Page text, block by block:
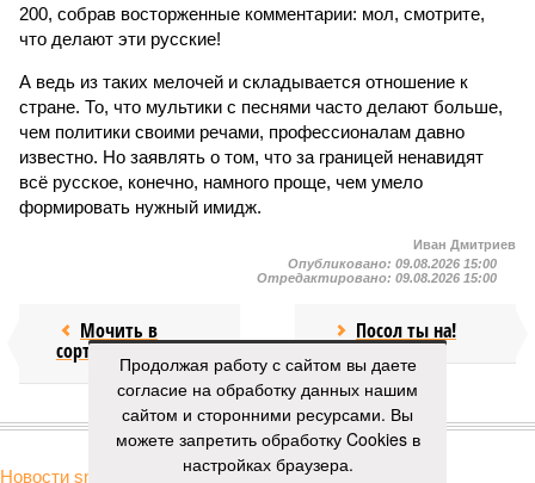
200, собрав восторженные комментарии: мол, смотрите,
что делают эти русские!
А ведь из таких мелочей и складывается отношение к
стране. То, что мультики с песнями часто делают больше,
чем политики своими речами, профессионалам давно
известно. Но заявлять о том, что за границей ненавидят
всё русское, конечно, намного проще, чем умело
формировать нужный имидж.
Иван Дмитриев
Опубликовано: 09.08.2026 15:00
Отредактировано: 09.08.2026 15:00
Мочить в
сортире
Посол ты на!
КОММЕНТАРИИ 0
Новости smi2.ru
Продолжая работу с сайтом вы даете
согласие на обработку данных нашим
сайтом и сторонними ресурсами. Вы
можете запретить обработку Cookies в
настройках браузера.